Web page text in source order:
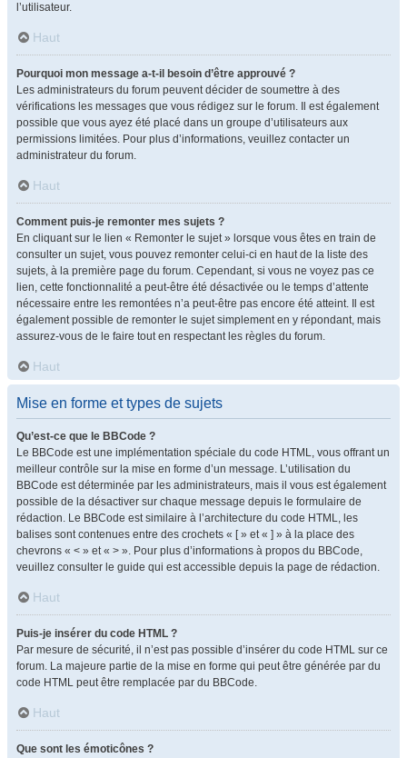
l’utilisateur.
Haut
Pourquoi mon message a-t-il besoin d’être approuvé ?
Les administrateurs du forum peuvent décider de soumettre à des
vérifications les messages que vous rédigez sur le forum. Il est également
possible que vous ayez été placé dans un groupe d’utilisateurs aux
permissions limitées. Pour plus d’informations, veuillez contacter un
administrateur du forum.
Haut
Comment puis-je remonter mes sujets ?
En cliquant sur le lien « Remonter le sujet » lorsque vous êtes en train de
consulter un sujet, vous pouvez remonter celui-ci en haut de la liste des
sujets, à la première page du forum. Cependant, si vous ne voyez pas ce
lien, cette fonctionnalité a peut-être été désactivée ou le temps d’attente
nécessaire entre les remontées n’a peut-être pas encore été atteint. Il est
également possible de remonter le sujet simplement en y répondant, mais
assurez-vous de le faire tout en respectant les règles du forum.
Haut
Mise en forme et types de sujets
Qu’est-ce que le BBCode ?
Le BBCode est une implémentation spéciale du code HTML, vous offrant un
meilleur contrôle sur la mise en forme d’un message. L’utilisation du
BBCode est déterminée par les administrateurs, mais il vous est également
possible de la désactiver sur chaque message depuis le formulaire de
rédaction. Le BBCode est similaire à l’architecture du code HTML, les
balises sont contenues entre des crochets « [ » et « ] » à la place des
chevrons « < » et « > ». Pour plus d’informations à propos du BBCode,
veuillez consulter le guide qui est accessible depuis la page de rédaction.
Haut
Puis-je insérer du code HTML ?
Par mesure de sécurité, il n’est pas possible d’insérer du code HTML sur ce
forum. La majeure partie de la mise en forme qui peut être générée par du
code HTML peut être remplacée par du BBCode.
Haut
Que sont les émoticônes ?